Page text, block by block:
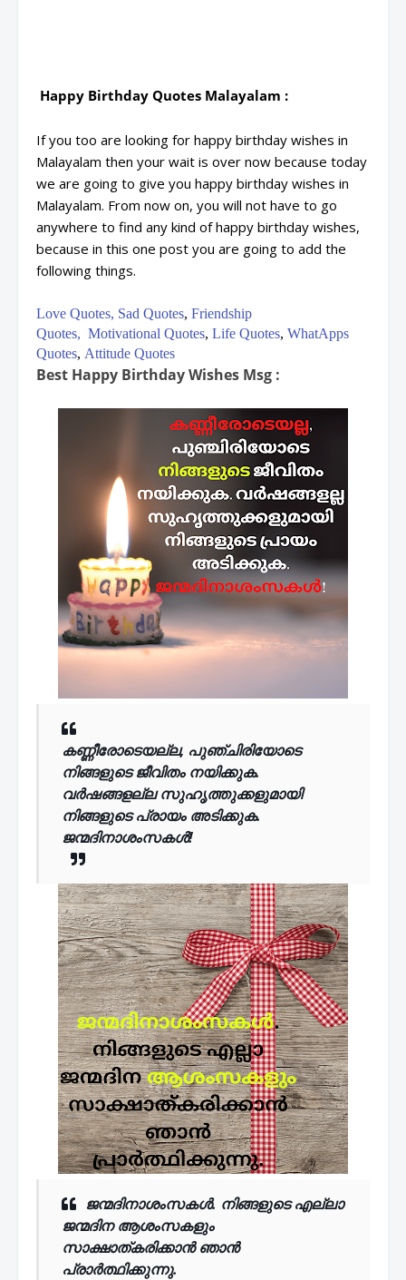
Happy Birthday Quotes Malayalam :
If you too are looking for happy birthday wishes in
Malayalam then your wait is over now because today
we are going to give you happy birthday wishes in
Malayalam. From now on, you will not have to go
anywhere to find any kind of happy birthday wishes,
because in this one post you are going to add the
following things.
Love Quotes, Sad Quotes, Friendship
Quotes, Motivational Quotes, Life Quotes, WhatApps
Quotes, Attitude Quotes
Best Happy Birthday Wishes Msg :
കണ്ണീരോടെയല്ല, പുഞ്ചിരിയോടെ
നിങ്ങളുടെ ജീവിതം നയിക്കുക.
വർഷങ്ങളല്ല സുഹൃത്തുക്കളുമായി
നിങ്ങളുടെ പ്രായം അടിക്കുക.
ജന്മദിനാശംസകൾ!
ജന്മദിനാശംസകൾ. നിങ്ങളുടെ എല്ലാ
ജന്മദിന ആശംസകളും
സാക്ഷാത്കരിക്കാൻ ഞാൻ
പ്രാർത്ഥിക്കുന്നു.